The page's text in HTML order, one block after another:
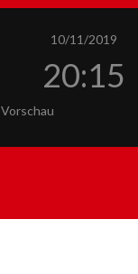
10/11/2019
20:15
Vorschau